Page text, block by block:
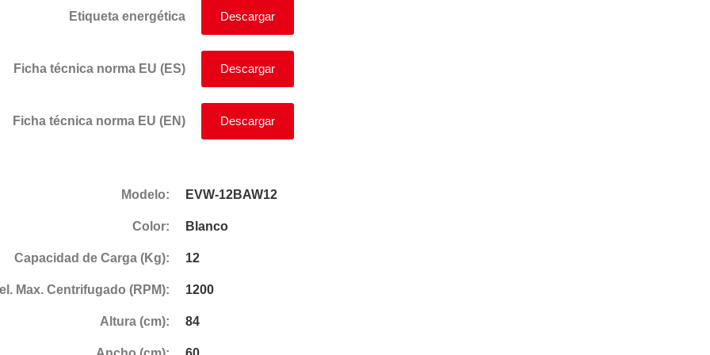
Etiqueta energética Descargar
Ficha técnica norma EU (ES) Descargar
Ficha técnica norma EU (EN) Descargar
Modelo: EVW-12BAW12
Color: Blanco
Capacidad de Carga (Kg): 12
Max. Centrifugado (RPM): 1200
Altura (cm): 84